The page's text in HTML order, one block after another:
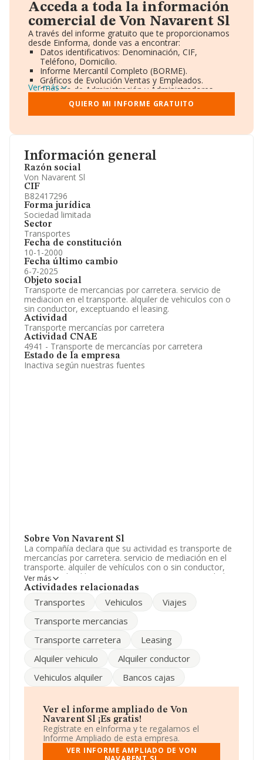
Información general
Razón social
Von Navarent Sl
CIF
B82417296
Forma jurídica
Sociedad limitada
Sector
Transportes
Fecha de constitución
10-1-2000
Fecha último cambio
6-7-2025
Objeto social
Transporte de mercancias por carretera. servicio de
mediacion en el transporte. alquiler de vehiculos con o
sin conductor, exceptuando el leasing.
Actividad
Transporte mercancías por carretera
Actividad CNAE
4941 - Transporte de mercancías por carretera
Estado de la empresa
Inactiva según nuestras fuentes
Sobre Von Navarent Sl
La compañía declara que su actividad es transporte de
mercancías por carretera. servicio de mediación en el
transporte. alquiler de vehículos con o sin conductor,
exceptuando el leasing. La empresa es una Sociedad
Limitada. Su actividad CNAE es 'Transporte de
actividad de importación y/o exportación.
La compañíaVon Navarent S.L
Getafe, Madrid.
En relación con el sector y disponiendo de los datos de
asciende a 44.874 millones de euros y se estima que el
promedio de la facturación entre todas las empresas es
provincia de Madrid, en la base de datos INFORMA
constan 7904 empresas, cuyas ventas han alcanzado
los 6.437 millones de euros. Con el fin de ampliar la
información relativa a las compañías, la media de
empleados de las empresas es de 5. La antigüedad
desde la constitución es de 17 años.
Ver más
Actividades relacionadas
Transportes Vehiculos
Viajes
Transporte mercancias
Transporte carretera
Leasing
Alquiler vehiculo
Alquiler conductor
Vehiculos alquiler
Bancos cajas
Ver el informe ampliado de Von
Navarent Sl ¡Es gratis!
Regístrate en eInforma y te regalamos el
Informe Ampliado de esta empresa.
VER INFORME AMPLIADO DE VON
Acceda a toda la información
comercial de Von Navarent Sl
A través del informe gratuito que te proporcionamos
desde Einforma, donde vas a encontrar:
Datos identificativos: Denominación, CIF,
Teléfono, Domicilio.
Informe Mercantil Completo (BORME).
Gráficos de Evolución Ventas y Empleados.
Consejo de Administración y Administradores.
Directivos y Ejecutivos.
Accionistas.
Participaciones y Vinculaciones en otras empresas.
Información oficial y registral complementaria.
Ver más
QUIERO MI INFORME GRATUITO